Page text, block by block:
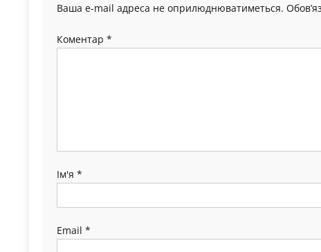
Ваша e-mail адреса не оприлюднюватиметься.
Коментар *
Ім'я *
Email *